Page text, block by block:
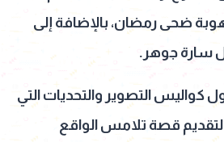
ضحى رمضان، بالإضافة إلى
سارة جوهر.
كواليس التصوير والتحديات التي
قصة تلامس الواقع